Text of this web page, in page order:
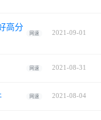
高分
网速 2021-09-01
网速 2021-08-31
网速 2021-08-04